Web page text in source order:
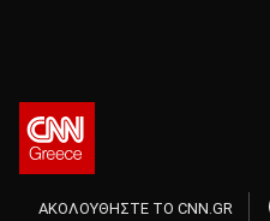
ΑΚΟΛΟΥΘΗΣΤΕ ΤΟ CNN.GR